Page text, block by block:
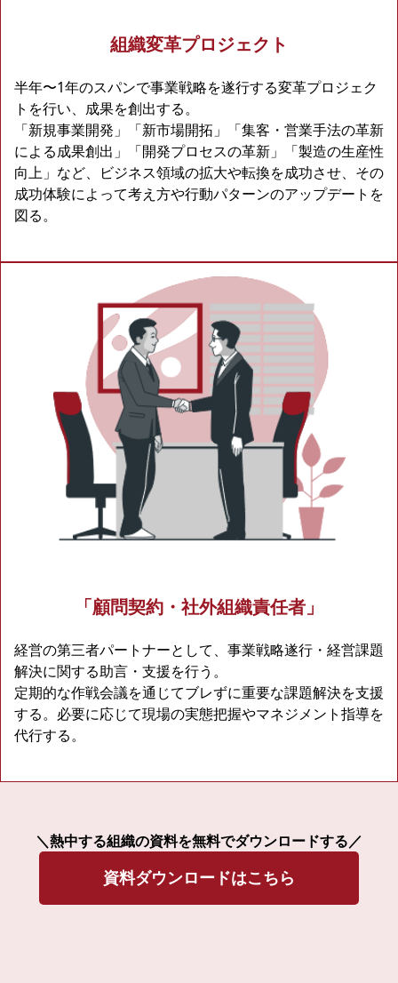
組織変革プロジェクト
半年〜1年のスパンで事業戦略を遂行する変革プロジェク
トを行い、成果を創出する。
「新規事業開発」「新市場開拓」「集客・営業手法の革新
による成果創出」「開発プロセスの革新」「製造の生産性
向上」など、ビジネス領域の拡大や転換を成功させ、その
成功体験によって考え方や行動パターンのアップデートを
図る。
「顧問契約・社外組織責任者」
経営の第三者パートナーとして、事業戦略遂行・経営課題
解決に関する助言・支援を行う。
定期的な作戦会議を通じてブレずに重要な課題解決を支援
する。必要に応じて現場の実態把握やマネジメント指導を
代行する。
＼熱中する組織の資料を無料でダウンロードする／
資料ダウンロードはこちら